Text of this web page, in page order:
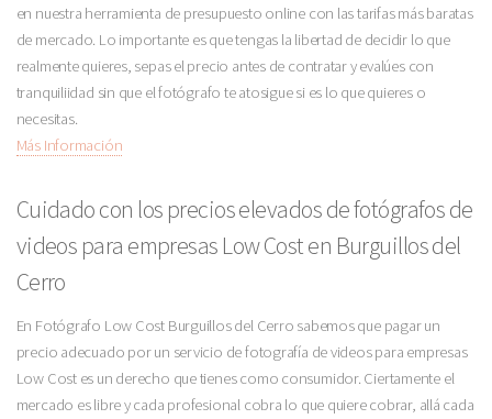
en nuestra herramienta de presupuesto online con las tarifas más baratas
de mercado. Lo importante es que tengas la libertad de decidir lo que
realmente quieres, sepas el precio antes de contratar y evalúes con
tranquiliidad sin que el fotógrafo te atosigue si es lo que quieres o
necesitas.
Más Información
Cuidado con los precios elevados de fotógrafos de
videos para empresas Low Cost en Burguillos del
Cerro
En Fotógrafo Low Cost Burguillos del Cerro sabemos que pagar un
precio adecuado por un servicio de fotografía de videos para empresas
Low Cost es un derecho que tienes como consumidor. Ciertamente el
mercado es libre y cada profesional cobra lo que quiere cobrar, allá cada